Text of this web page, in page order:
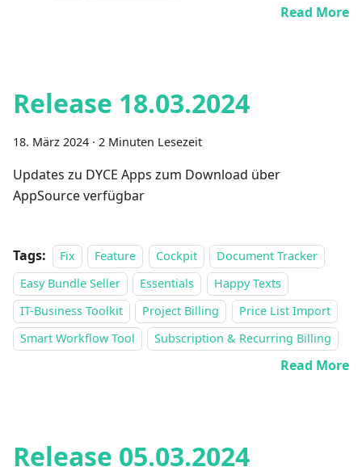
Read More
Release 18.03.2024
18. März 2024 · 2 Minuten Lesezeit
Updates zu DYCE Apps zum Download über
AppSource verfügbar
Tags: Fix Feature Cockpit
Document Tracker
Easy Bundle Seller
Essentials
Happy Texts
IT-Business Toolkit
Project Billing
Price List Import
Smart Workflow Tool
Subscription & Recurring Billing
Read More
Release 05.03.2024